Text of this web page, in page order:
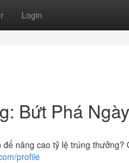
Login
Bứt Phá
nâng cao tỷ lệ trúng thưởng?
profile